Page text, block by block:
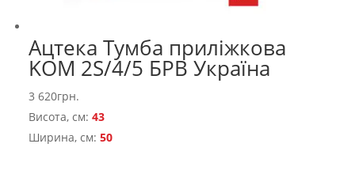
Ацтека Тумба приліжкова
KOM 2S/4/5 БРВ Україна
3 620грн.
Висота, см:43
Ширина, см:50